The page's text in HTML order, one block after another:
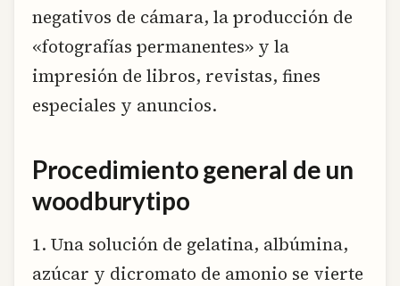
negativos de cámara, la producción de
«fotografías permanentes» y la
impresión de libros, revistas, fines
especiales y anuncios.
Procedimiento general de un
woodburytipo
1. Una solución de gelatina, albúmina,
azúcar y dicromato de amonio se vierte